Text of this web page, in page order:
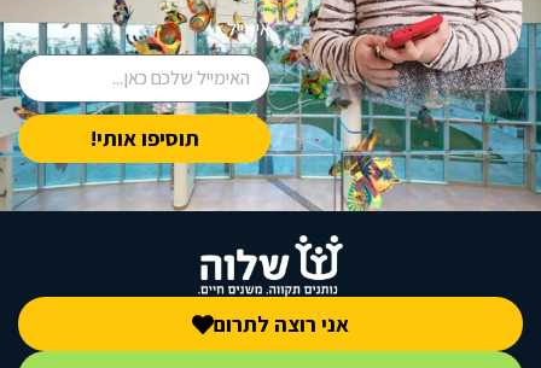
אימייל
תוסיפו אותי!
אני רוצה לתרום